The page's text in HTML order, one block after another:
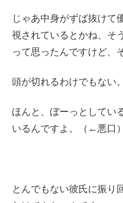
じゃあ中身がずば抜けて
視されているとかね、そ
って思ったんですけど、
頭が切れるわけでもない。
ほんと、ぼーっとしてい
いるんですよ。（←悪口）
とんでもない彼氏に振り